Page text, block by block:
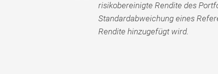
risikobereinigte Rendite des
Standardabweichung eines
Rendite hinzugefügt wird.